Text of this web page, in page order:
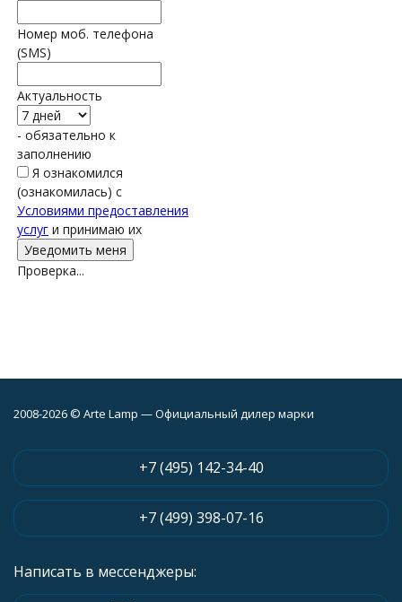
Номер моб. телефона
(SMS)
Актуальность
- обязательно к
заполнению
Я ознакомился
(ознакомилась) с
Условиями предоставления
услуг и принимаю их
Проверка...
2008-2026 © Arte Lamp — Официальный дилер марки
+7 (495) 142-34-40
+7 (499) 398-07-16
Написать в мессенджеры: